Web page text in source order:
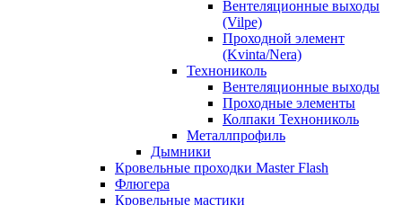
Вентеляционные выходы
(Vilpe)
Проходной элемент
(Kvinta/Nera)
Технониколь
Вентеляционные выходы
Проходные элементы
Колпаки Технониколь
Металлпрофиль
Дымники
Кровельные проходки Master Flash
Флюгера
Кровельные мастики